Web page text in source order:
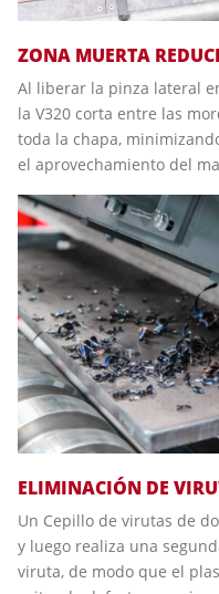
ZONA MUERTA
Al liberar la pinza lateral
la V320 corta entre las
toda la chapa,
el aprovechamiento del
ELIMINACIÓN DE
Un Cepillo de virutas de
y luego realiza una
viruta, de modo que el